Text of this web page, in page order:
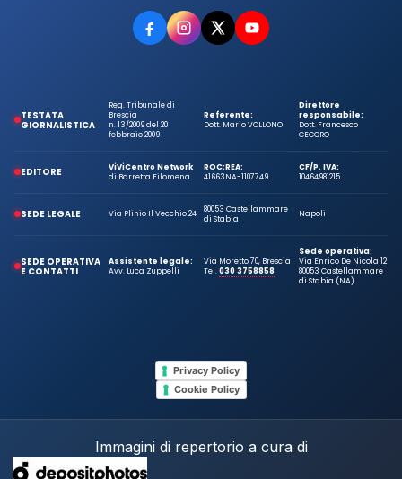
TESTATA
GIORNALISTICA
Reg. Tribunale di
Brescia
n. 13/2009 del 20
febbraio 2009
Referente:
Dott. Mario VOLLONO
Direttore
responsabile:
Dott. Francesco
CECORO
EDITORE
ViViCentro Network
di Barretta Filomena
ROC:
41663
REA:
NA-1107749
CF/P. IVA:
10464981215
SEDE LEGALE Via Plinio Il Vecchio 24
80053 Castellammare
di Stabia
Napoli
SEDE OPERATIVA
E CONTATTI
Assistente legale:
Avv. Luca Zuppelli
Via Moretto 70, Brescia
Tel.030 3758858
Sede operativa:
Via Enrico De Nicola 12
80053 Castellammare
di Stabia (NA)
Privacy Policy
Cookie Policy
Immagini di repertorio a cura di